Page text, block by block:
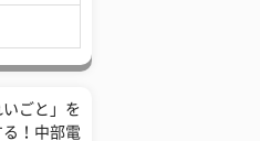
いごと」を
！中部電